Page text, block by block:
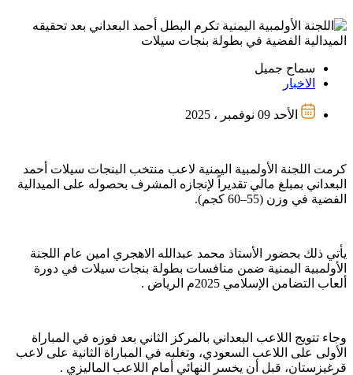
سماح جميل
الاخبار
الأحد 09 نوفمبر ، 2025
كرمت اللجنة الأولمبية اليمنية لاعب منتخب البنجات سيلات أحمد
البعداني بمبلغ مالي تقديراً لإنجازه المشرف بحصوله على الميدالية
الفضية في وزن (55–60 كجم).
يأتي ذلك بحضور الأستاذ محمد عبدالله الاهجري امين عام اللجنة
الأولمبية اليمنية ضمن منافسات بطولة بنجات سيلات في دورة
ألعاب التضامن الإسلامي 2025م الرياض .
وجاء تتويج اللاعب البعداني بالمركز الثاني بعد فوزه في المباراة
الأولى على اللاعب السعودي، وتغلبه في المباراة الثانية على لاعب
قرغيزستان، قبل أن يخسر النهائي أمام اللاعب الماليزي .